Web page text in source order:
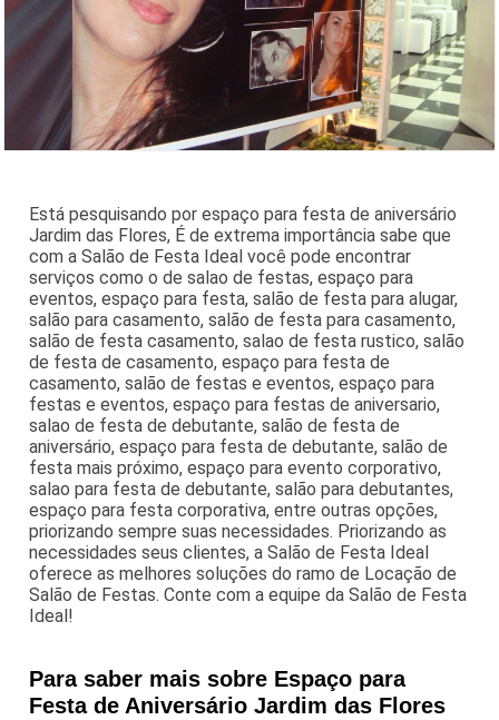
Está pesquisando por espaço para festa de aniversário
Jardim das Flores, É de extrema importância sabe que
com a Salão de Festa Ideal você pode encontrar
serviços como o de salao de festas, espaço para
eventos, espaço para festa, salão de festa para alugar,
salão para casamento, salão de festa para casamento,
salão de festa casamento, salao de festa rustico, salão
de festa de casamento, espaço para festa de
casamento, salão de festas e eventos, espaço para
festas e eventos, espaço para festas de aniversario,
salao de festa de debutante, salão de festa de
aniversário, espaço para festa de debutante, salão de
festa mais próximo, espaço para evento corporativo,
salao para festa de debutante, salão para debutantes,
espaço para festa corporativa, entre outras opções,
priorizando sempre suas necessidades. Priorizando as
necessidades seus clientes, a Salão de Festa Ideal
oferece as melhores soluções do ramo de Locação de
Salão de Festas. Conte com a equipe da Salão de Festa
Ideal!
Para saber mais sobre Espaço para
Festa de Aniversário Jardim das Flores